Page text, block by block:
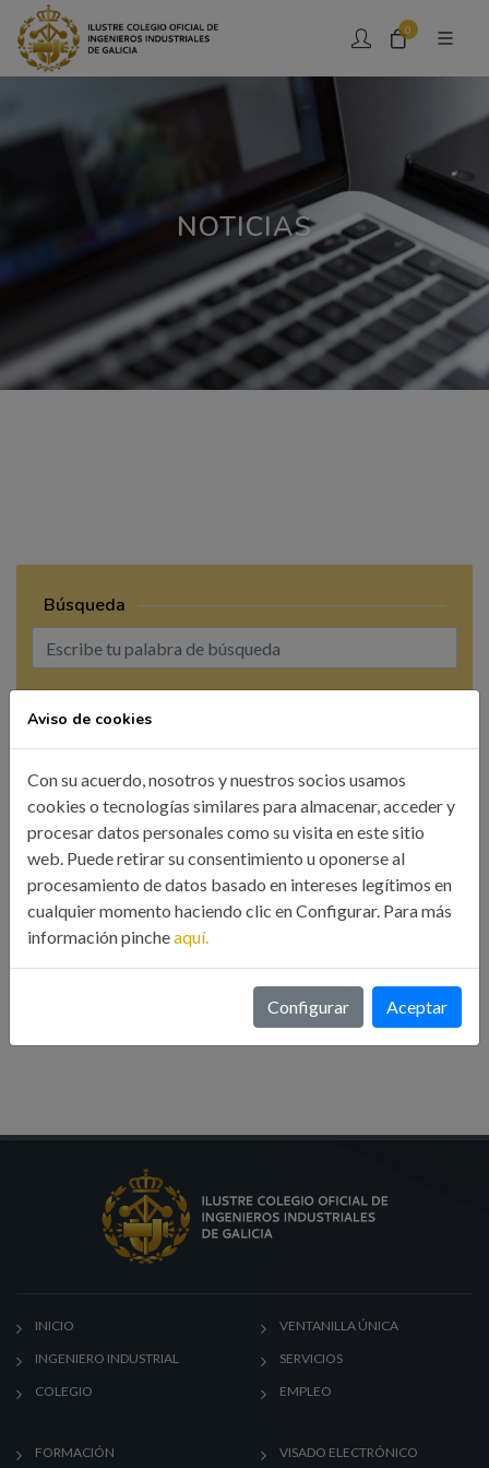
0
NOTICIAS
Búsqueda
CATEGORÍAS
Colegio
Eventos
INICIO
INGENIERO INDUSTRIAL
COLEGIO
VENTANILLA ÚNICA
SERVICIOS
EMPLEO
FORMACIÓN VISADO ELECTRÓNICO
Aviso de cookies
Con su acuerdo, nosotros y nuestros socios usamos
cookies o tecnologías similares para almacenar, acceder y
procesar datos personales como su visita en este sitio
web. Puede retirar su consentimiento u oponerse al
procesamiento de datos basado en intereses legítimos en
cualquier momento haciendo clic en Configurar. Para más
información pincheaquí.
Configurar Aceptar